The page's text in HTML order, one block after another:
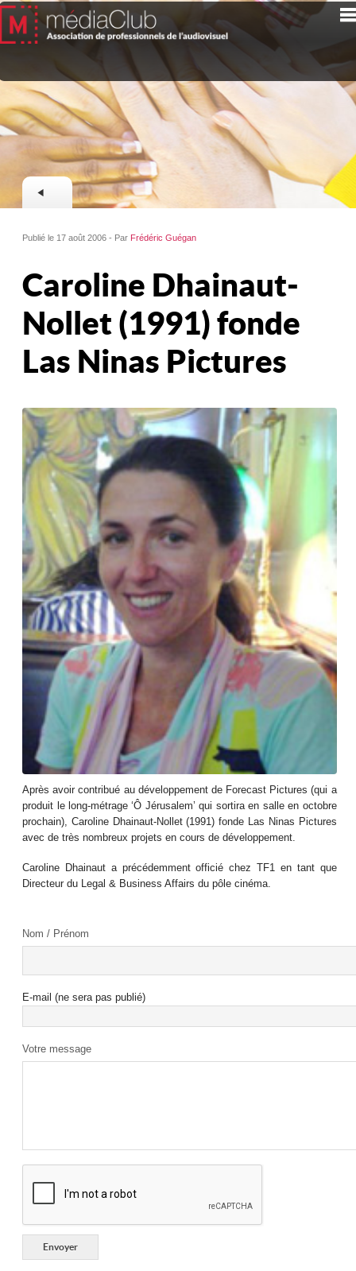
Publié le 17 août 2006 - Par Frédéric Guégan
Caroline Dhainaut-
Nollet (1991) fonde
Las Ninas Pictures
Après avoir contribué au développement de Forecast Pictures (qui a
produit le long-métrage ‘Ô Jérusalem’ qui sortira en salle en octobre
prochain), Caroline Dhainaut-Nollet (1991) fonde Las Ninas Pictures
avec de très nombreux projets en cours de développement.
Caroline Dhainaut a précédemment officié chez TF1 en tant que
Directeur du Legal & Business Affairs du pôle cinéma.
Nom / Prénom
E-mail (ne sera pas publié)
Votre message